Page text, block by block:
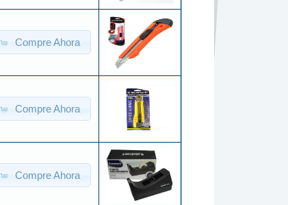
Compre Ahora
Compre Ahora
Compre Ahora